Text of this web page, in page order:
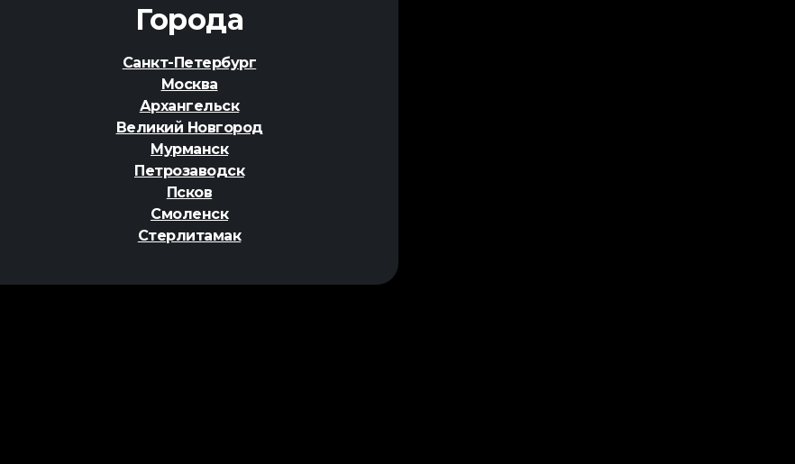
Города
Санкт-Петербург
Москва
Архангельск
Великий Новгород
Мурманск
Петрозаводск
Псков
Смоленск
Стерлитамак